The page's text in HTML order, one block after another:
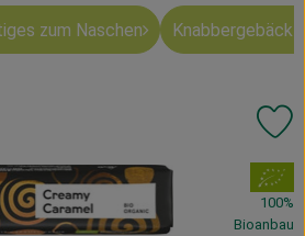
zum Naschen Knabbergebäck
, Verband:
100%
Bioanbau